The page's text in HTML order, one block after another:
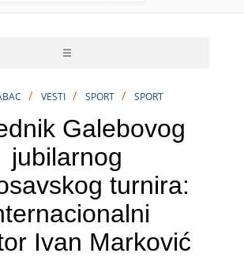
/ VESTI / SPORT / SPORT
Galebovog
jubilarnog
turnira:
Ivan Marković